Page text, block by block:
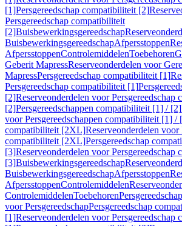
[1]Persgereedschap compatibiliteit [2]
Persgereedschap compatibiliteit
[2]Buisbewerkingsgereedschap
BuisbewerkingsgereedschapAfpersstoppen
AfpersstoppenControlemiddelenToebehoren
Geberit MapressReserveonderdelen voor
MapressPersgereedschap compatibiliteit [1]
Persgereedschap compatibiliteit [1]
[2]Reserveonderdelen voor Persgereedschap
[2]Persgereedschappen compatibiliteit [1] / [2]
voor Persgereedschappen compatibiliteit [1] /
compatibiliteit [2XL]Reserveonderdelen voor
compatibiliteit [2XL]Persgereedschap
[3]Reserveonderdelen voor Persgereedschap
[3]Buisbewerkingsgereedschap
BuisbewerkingsgereedschapAfpersstoppen
AfpersstoppenControlemiddelen
ControlemiddelenToebehorenPersgereedschap
voor PersgereedschapPersgereedschap
[1]Reserveonderdelen voor Persgereedschap